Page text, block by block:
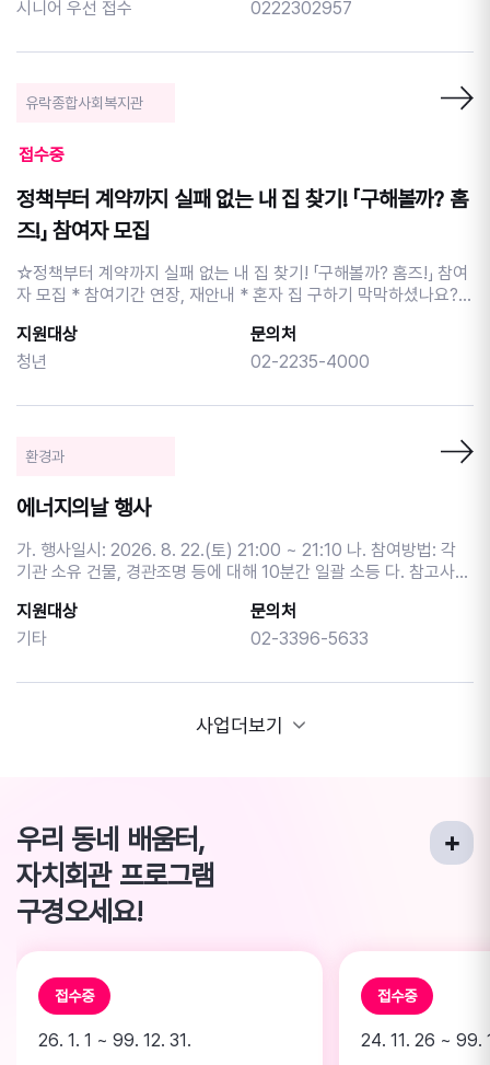
학 프로그램을 준비하였습니다. 이번 모집 차시는 시니어 이용자분
의 인생을 음악과 연결 시켜보는 <그 시절, 그 노래> 한국 대중음악
뇌 건강교실> 많은 관심과 참여 부탁드립니다! 8.12.(수) 19시 그
시절, 그 노래: '음악으로 시간을 기록하다' - 귀를 여는 시간 - 음악
나의 시간에 새겨진 음악 그래프 작성하기 (워크숍) 9.2.(수) 19시
사를 활용한 인지능력 향상 - 리듬과 박자 활동으로 운동영역 향상
1. 일 시 : 2026. 8.12.(수), 9.2.(수) 2. 장 소 : 손기정문화도서
관 1층 라운지 3. 대 상 : 성인 20명(시니어 60대 이상 우선 모집)
4. 신 청 : 중구구립도서관 홈페이지 선착순 신청 5. 문 의 : 02-
2230-2957 ※ 총 10회차 강의중 일부 모집 안내입니다. 이후 차시
시 홍보에 활용될 사진 촬영에 동의하는 것으로 간주합니다. ※ 사전
연락 없이 불참할 경우 추후 프로그램 신청이 제한될 수 있습니다. -
-----------------------------------------------------------
학」은 문화체육관광부가 주최하고, 한국문화예술교육진흥원과 한국
도서관협회가 공동 주관하는 인문 프로그램입니다.
시니어 우선 접수
0222302957
유락종합사회복지관
접수중
정책부터 계약까지 실패 없는 내 집 찾기! 「구해볼까? 홈
즈!」 참여자 모집
☆정책부터 계약까지 실패 없는 내 집 찾기! 「구해볼까? 홈즈!」 참여
자 모집 * 참여기간 연장, 재안내 * 혼자 집 구하기 막막하셨나요?
알려드립니다! ☆ 1회기 | 집 구하기 준비운동 -> 8월 26일(수)
18:30~20:30 - 집 구하기 전, 기본정보 알기 - 청년 주거정책 알아
> 8월 31일(월) 18:30~20:30 - 전세사기 위험사항 점검하기 - 안
락종합사회복지관 7층 배티교실 * 대상 : 중구 생활권 청년(만
19~39세 미만) 20명 * 1·2회기 모두 참여 가능한 분 우선 모집!
(선착순) * 강사 : 김가원(민달팽이유니온 사무처장) * 신청 : 포스
터 QR코드 또는 네이버폼 신청 (https://naver.me/xxo8asmb) *
내 집을 구하기 전, 꼭 알아야 할 정보! 실패 없는 첫 자취와 안전한
계약을 위해 함께 준비해 보세요~!
지원대상
청년
문의처
02-2235-4000
환경과
에너지의날 행사
가. 행사일시: 2026. 8. 22.(토) 21:00 ~ 21:10 나. 참여방법: 각
기관 소유 건물, 경관조명 등에 대해 10분간 일괄 소등 다. 참고사항
에 참여할 대표 건물·조명 등을 선정하여 참여 가능 2) 다만, 행사 당
일 휴무인 경우에는 전일(8.21(금))에 전력피크시간대(오후 3시~6
조
지원대상
기타
문의처
02-3396-5633
사업더보기
우리 동네 배움터,
자치회관 프로그램
구경오세요!
접수중
26. 1. 1 ~ 99. 12. 31.
접수중
24. 11. 26 ~ 99.